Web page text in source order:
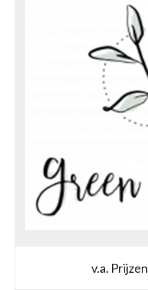
v.a. Prijzen